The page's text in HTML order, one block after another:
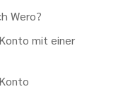
Wero?
mit einer